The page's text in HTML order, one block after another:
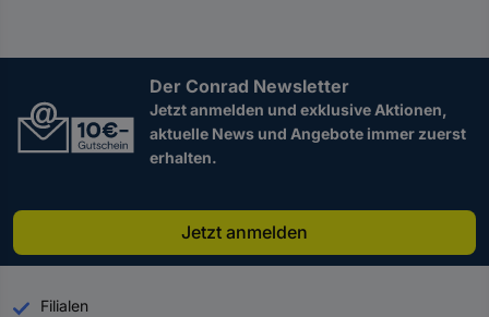
Der Conrad Newsletter
Jetzt anmelden und exklusive Aktionen,
aktuelle News und Angebote immer zuerst
erhalten.
Jetzt anmelden
Filialen